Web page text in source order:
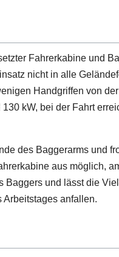
Fahrerkabine und
nicht in alle
Handgriffen von
kW, bei der Fahrt
des Baggerarms und
aus möglich,
Baggers und lässt die
anfallen.